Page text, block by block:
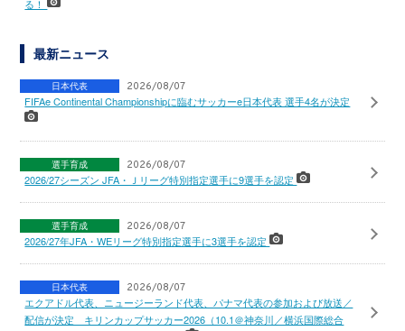
る！
最新ニュース
日本代表 2026/08/07
FIFAe Continental Championshipに臨むサッカーe日本代表 選手4名が決定
選手育成 2026/08/07
2026/27シーズン JFA・Ｊリーグ特別指定選手に9選手を認定
選手育成 2026/08/07
2026/27年JFA・WEリーグ特別指定選手に3選手を認定
日本代表 2026/08/07
エクアドル代表、ニュージーランド代表、パナマ代表の参加および放送／
配信が決定 キリンカップサッカー2026（10.1＠神奈川／横浜国際総合